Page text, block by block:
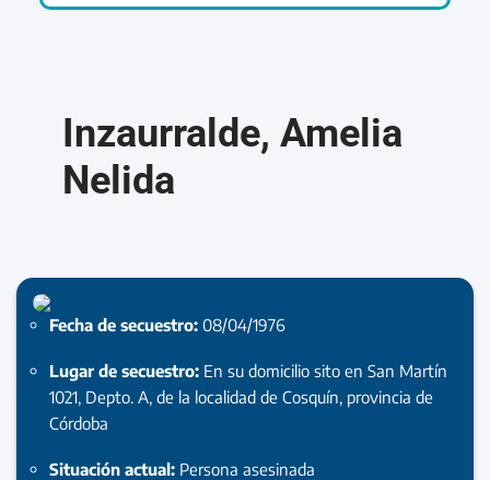
Inzaurralde, Amelia
Nelida
Fecha de secuestro: 08/04/1976
Lugar de secuestro: En su domicilio sito en San Martín
1021, Depto. A, de la localidad de Cosquín, provincia de
Córdoba
Situación actual: Persona asesinada